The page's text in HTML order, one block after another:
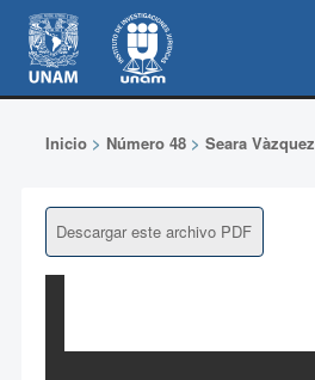
Inicio> Número 48> Seara Vàzquez
Descargar este archivo PDF